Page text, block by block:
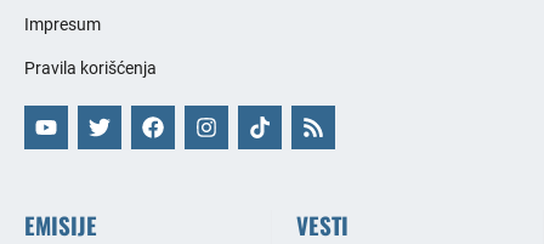
Impresum
Pravila korišćenja
EMISIJE VESTI